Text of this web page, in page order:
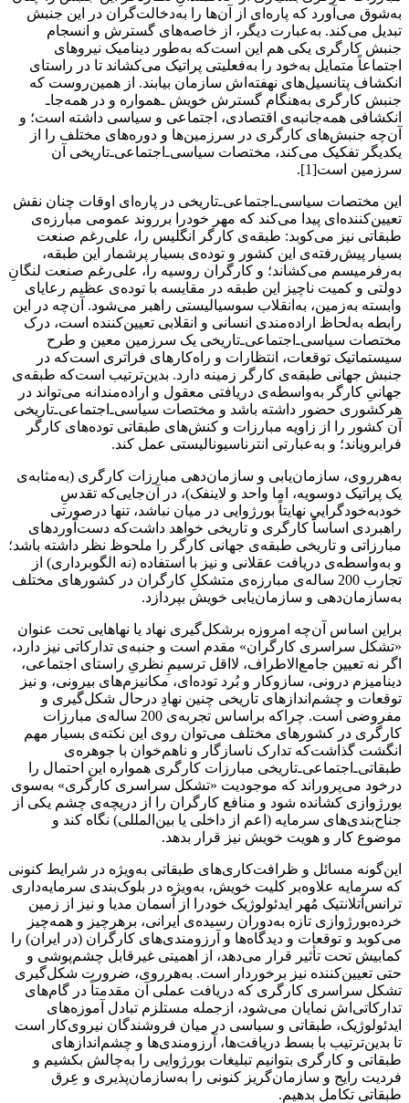
به‌شوق می‌آورد که پاره‌ای از آن‌ها را به‌دخالت‌گران در این جنبش
تبدیل می‌کند. به‌عبارت دیگر، از خاصه‌های گسترش و انسجام
جنبش کارگری یکی هم این است‌که به‌طور دینامیک نیروهای
اجتماعاً متمایل به‌خود را به‌فعلیتی پراتیک می‌کشاند تا در راستای
انکشاف پتانسیل‌های نهفته‌‌اش سازمان بیابند. از همین‌روست که
جنبش کارگری به‌هنگام گسترش خویش ـ‌همواره و در همه‌جا‌ـ
انکشافی همه‌جانبه‌ی اقتصادی، اجتماعی و سیاسی داشته است؛ و
آن‌چه جنبش‌های کارگری در سرزمین‌ها و دوره‌های مختلف را از
یکدیگر تفکیک می‌کند، مختصات سیاسی‌ـ‌اجتماعی‌ـ‌تاریخی آن
سرزمین است[1].
این مختصات سیاسی‌ـ‌اجتماعی‌ـ‌تاریخی در پاره‌ای اوقات چنان نقش
تعیین‌کننده‌ای پیدا می‌کند که مهر خودرا برروند عمومی مبارزه‌ی
طبقاتی نیز می‌کوبد: طبقه‌ی کارگر انگلیس را، علی‌رغم صنعت
بسیار پیش‌رفته‌ی این کشور و توده‌ی بسیار پرشمار این طبقه،
به‌رفرمیسم می‌کشاند؛ و کارگران روسیه را، علی‌رغم صنعت لنگانِ
دولتی و کمیت ناچیز این طبقه در مقایسه با توده‌ی عظیم رعایای
وابسته به‌زمین، به‌انقلاب سوسیالیستی راهبر می‌شود. آن‌چه در این
رابطه به‌لحاظ اراده‌مندی انسانی و انقلابی تعیین‌کننده است، درک
مختصات سیاسی‌ـ‌اجتماعی‌ـ‌تاریخی یک سرزمین معین و طرح
سیستماتیک توقعات، انتظارات و راه‌کارهای فراتری است‌که در
جنبش جهانی طبقه‌ی کارگر زمینه دارد. بدین‌ترتیب است‌که طبقه‌ی
جهانیِ کارگر به‌واسطه‌ی دریافتی معقول و اراده‌مندانه می‌تواند در
هرکشوری حضور داشته باشد و مختصات سیاسی‌ـ‌اجتماعی‌ـ‌تاریخی
آن کشور را از زاویه مبارزات و کنش‌های طبقاتی توده‌های کارگر
فرابرویاند؛ و به‌عبارتی انترناسیونالیستی عمل کند.
به‌هرروی، سازمان‌یابی و سازمان‌دهی مبارزات کارگری (به‌مثابه‌ی
یک پراتیک دوسویه، اما واحد و لاینفک)، در آن‌جایی‌که تقدسِ
خودبه‌خودگراییِ نهایتاً بورژوایی در میان نباشد، تنها درصورتی
راهبردی اساساً کارگری و تاریخی خواهد داشت‌که دست‌آوردهای
مبارزاتی و تاریخی طبقه‌ی جهانی کارگر را ملحوظ نظر داشته باشد؛
و به‌واسطه‌ی دریافت عقلانی و نیز با استفاده (نه الگوبرداری) از
تجارب 200 ساله‌ی مبارزه‌ی متشکلِ کارگران در کشورهای مختلف
به‌سازمان‌دهی و سازمان‌یابی خویش بپردازد.
براین اساس آن‌چه امروزه برشکل‌گیری نهاد یا نهاهایی تحت عنوان
«تشکل سراسری کارگران» مقدم است و جنبه‌ی تدارکاتی نیز دارد،
اگر نه تعیین جامع‌الاطراف، لااقل ترسیمِ نظریِ راستای اجتماعی،
دینامیزم درونی، سازوکار و بُرد توده‌ای، مکانیزم‌های ‌بیرونی، و نیز
توقعات و چشم‌اندازهای ‌تاریخی چنین نهادِ درحال شکل‌گیری و
مفروضی است. چراکه براساس تجربه‌ی 200 ساله‌ی مبارزات
کارگری در کشورهای مختلف می‌توان روی این نکته‌ی بسیار مهم
انگشت گذاشت‌که تدارک ناسازگار و ناهم‌خوان با جوهره‌ی
طبقاتی‌ـ‌اجتماعی‌ـ‌‌تاریخی مبارزات کارگری همواره این احتمال را
درخود می‌پروراند که موجودیت «تشکل سراسری کارگری» به‌سوی
بورژوازی کشانده شود و منافع کارگران را از دریچه‌ی چشم یکی از
جناح‌بندی‌های سرمایه (اعم از داخلی یا بین‌المللی) نگاه کند و
موضوع کار و هویت خویش نیز قرار بدهد.
این‌گونه مسائل و ظرافت‌کاری‌های طبقاتی به‌ویژه در شرایط کنونی
که سرمایه علاوه‌بر کلیت خویش، به‌ویژه در بلوک‌بندی سرمایه‌‌داری
ترانس‌آتلانتیک مُهر ایدئولوژیک خودرا از آسمان مدیا و نیز از زمین
خرده‌بورژوازی تازه به‌دوران رسیده‌ی ایرانی، برهرچیز و همه‌چیز
می‌کوبد و توقعات و دیدگاه‌ها و آرزومندی‌های کارگران (در ایران) را
کمابیش تحت تأثیر قرار می‌دهد، از اهمیتی غیرقابل چشم‌پوشی و
حتی تعیین‌کننده نیز‌ برخوردار است. به‌هرروی، ضرورت شکل‌گیری
تشکل سراسری کارگری که دریافت عملی‌ آن مقدمتاً در گام‌های
تدارکاتی‌اش نمایان می‌شود، ازجمله مستلزم تبادل آموزه‌های
ایدئولوژیک، طبقاتی و ‌سیاسی در میان فروشندگان نیروی‌کار است‌
تا بدین‌ترتیب با بسط ‌دریافت‌ها، آرزومندی‌ها و چشم‌اندازهای
طبقاتی و کارگری بتوانیم تبلیغات بورژوایی را به‌چالش بکشیم و
فردیت رایج و سازمان‌گریز کنونی را به‌سازمان‌پذیری و عِرق
طبقاتی تکامل بدهیم.